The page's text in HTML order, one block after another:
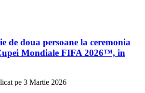
de doua persoane la ceremonia
Mondiale FIFA 2026™, in
pe 3 Martie 2026